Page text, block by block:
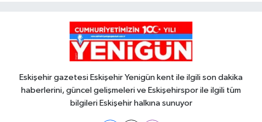
Eskişehir gazetesi Eskişehir Yenigün kent ile ilgili son dakika
haberlerini, güncel gelişmeleri ve Eskişehirspor ile ilgili tüm
bilgileri Eskişehir halkına sunuyor